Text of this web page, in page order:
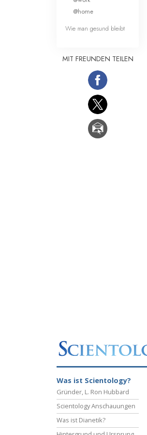
@home
Wie man gesund bleibt
MIT FREUNDEN TEILEN
Was ist Scientology?
Gründer, L. Ron Hubbard
Scientology Anschauungen
Was ist Dianetik?